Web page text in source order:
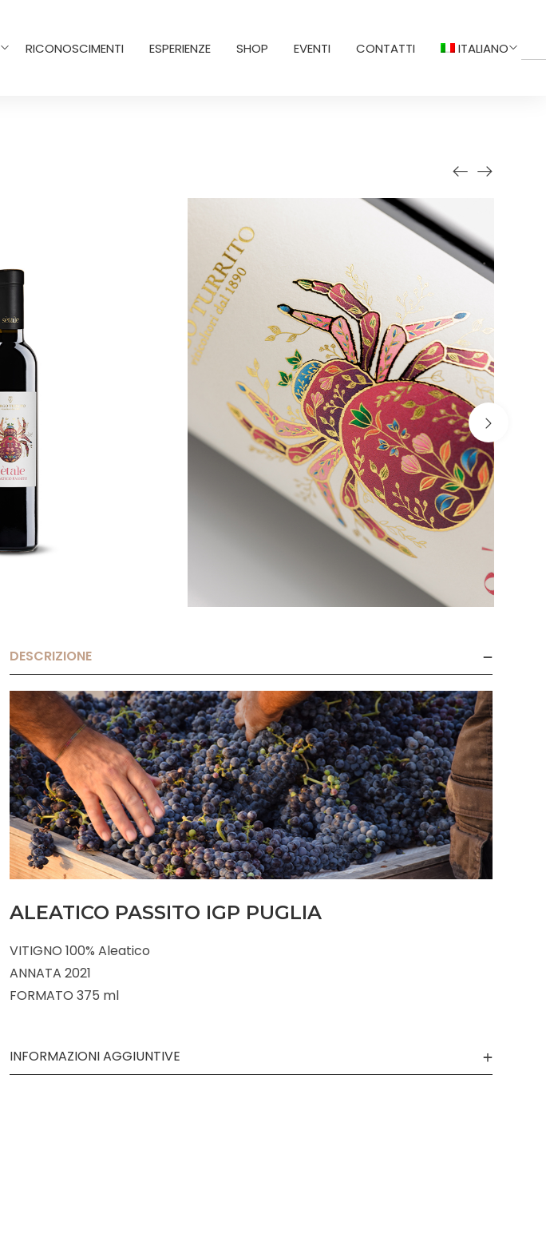
RICONOSCIMENTI ESPERIENZE SHOP EVENTI CONTATTI ITALIANO
DESCRIZIONE
ALEATICO PASSITO IGP PUGLIA
VITIGNO 100% Aleatico
ANNATA 2021
FORMATO 375 ml
INFORMAZIONI AGGIUNTIVE